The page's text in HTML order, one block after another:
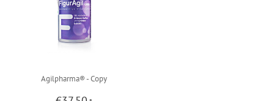
Agilpharma® - Copy